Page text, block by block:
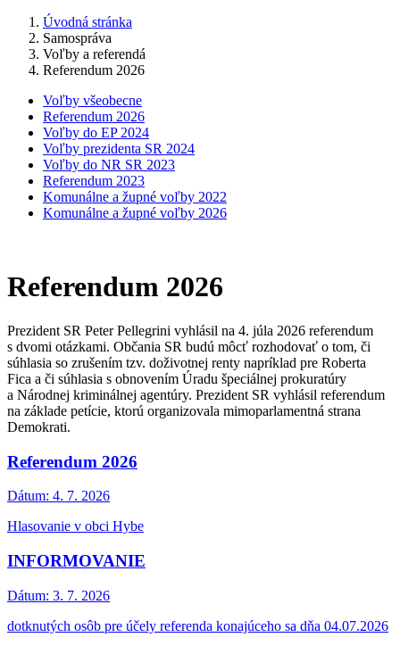
Úvodná stránka
Samospráva
Voľby a referendá
Referendum 2026
Voľby všeobecne
Referendum 2026
Voľby do EP 2024
Voľby prezidenta SR 2024
Voľby do NR SR 2023
Referendum 2023
Komunálne a župné voľby 2022
Komunálne a župné voľby 2026
Referendum 2026
Prezident SR Peter Pellegrini vyhlásil na 4. júla 2026 referendum
s dvomi otázkami. Občania SR budú môcť rozhodovať o tom, či
súhlasia so zrušením tzv. doživotnej renty napríklad pre Roberta
Fica a či súhlasia s obnovením Úradu špeciálnej prokuratúry
a Národnej kriminálnej agentúry. Prezident SR vyhlásil referendum
na základe petície, ktorú organizovala mimoparlamentná strana
Demokrati.
Referendum 2026
Dátum: 4. 7. 2026
Hlasovanie v obci Hybe
INFORMOVANIE
Dátum: 3. 7. 2026
dotknutých osôb pre účely referenda konajúceho sa dňa 04.07.2026